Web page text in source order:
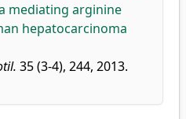
mediating arginine
hepatocarcinoma
35 (3-4), 244, 2013.